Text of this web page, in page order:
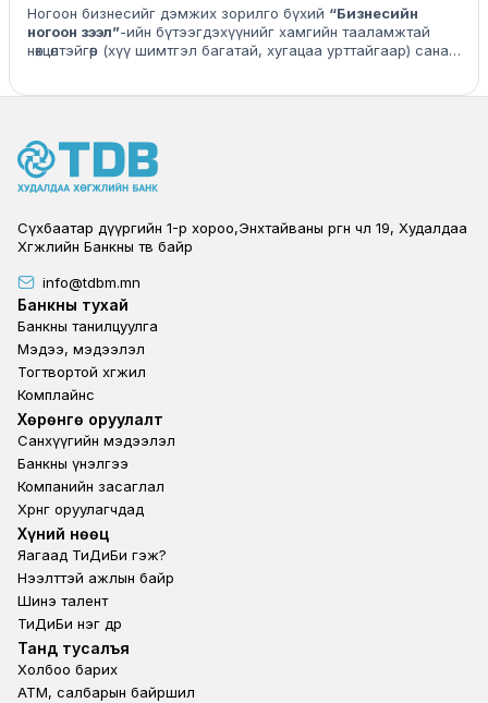
Ногоон бизнесийг дэмжих зорилго бүхий “Бизнесийн
ногоон зээл”-ийн бүтээгдэхүүнийг хамгийн тааламжтай
нөхцөлтэйгөөр (хүү шимтгэл багатай, хугацаа урттайгаар) санал
Сүхбаатар дүүргийн 1-р хороо,Энхтайваны өргөн чөлөө 19, Худалдаа
Хөгжлийн Банкны төв байр
info@tdbm.mn
Footer
Банкны тухай
Банкны танилцуулга
Мэдээ, мэдээлэл
Тогтвортой хөгжил
Комплайнс
Footer third
Хөрөнгө оруулалт
Санхүүгийн мэдээлэл
Банкны үнэлгээ
Компанийн засаглал
Хөрөнгө оруулагчдад
Footer second
Хүний нөөц
Яагаад ТиДиБи гэж?
Нээлттэй ажлын байр
Шинэ талент
ТиДиБи нэг өдөр
Footer fourth
Танд тусалъя
Холбоо барих
ATM, салбарын байршил